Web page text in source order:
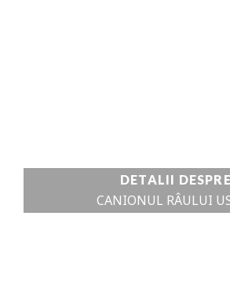
DETALII DESPRE
CANIONUL RÂULUI